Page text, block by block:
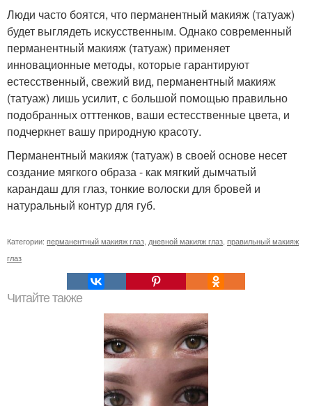
Люди часто боятся, что перманентный макияж (татуаж)
будет выглядеть искусственным. Однако современный
перманентный макияж (татуаж) применяет
инновационные методы, которые гарантируют
естесственный, свежий вид, перманентный макияж
(татуаж) лишь усилит, с большой помощью правильно
подобранных отттенков, ваши естесственные цвета, и
подчеркнет вашу природную красоту.
Перманентный макияж (татуаж) в своей основе несет
создание мягкого образа - как мягкий дымчатый
карандаш для глаз, тонкие волоски для бровей и
натуральный контур для губ.
Категории: перманентный макияж глаз, дневной макияж глаз, правильный макияж
глаз
Читайте также